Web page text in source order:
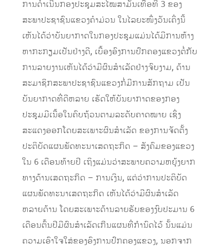
ການດໍາເນີນກອງປະຊຸມສະໄໝສາມັນເທື່ອທີ 3 ຂອງ
ສະພາປະຊາຊົນແຂວງຄຳມ່ວນ ໃນໄລຍະໜຶ່ງວັນເຄິ່ງນີ້
ເຫັນໄດ້ວ່າບັນຍາກາດໃນກອງປະຊຸມແມ່ນໄດ້ມີການຫ້າງ
ຫາກະກຽມເປັນຢ່າງດີ, ເບື້ອງອົງການປົກຄອງແຂວງຕໍ່ກັບ
ການລາຍງານເຫັນໄດ້ວ່າມີຜົນສຳເລັດຢ່າງຈົບງາມ, ດ້ານ
ສະມາຊິກສະພາປະຊາຊົນແຂວງກໍ່ມີການສັກຖາມ ເປັນ
ບັນຍາກາດທີ່ດີຫລາຍ ເຮັດໃຫ້ບັນຍາກາດຂອງກອງ
ປະຊຸມມີເນື້ອໃນຄົບຖ້ວນຕາມລະດັບຄາດໝາຍ ເຊິ່ງ
ສະແດງອອກໂດຍສະເພາະຜົນສຳເລັດ ຂອງການຈັດຕັ້ງ
ປະຕິບັດແຜນພັດທະນາເສດຖະກິດ – ສັງຄົມຂອງແຂວງ
ໃນ 6 ເດືອນທ້າຍປີ ເຖິງແມ່ນວ່າສະພາບຄວາມຫຍຸ້ງຍາກ
ທາງດ້ານເສດຖະກິດ – ການເງິນ, ແຕ່ວ່າການປະຕິບັດ
ແຜນພັດທະນາເສດຖະກິດ ເຫັນໄດ້ວ່າມີຜົນສຳເລັດ
ຫລາຍດ້ານ ໂດຍສະເພາະດ້ານລາຍຮັບຂອງງົບປະມານ 6
ເດືອນຕົ້ນປີມີຜົນສຳເລັດເກີນແຜນທີ່ກຳນົດໄວ້ ນັ້ນແມ່ນ
ຄວາມເອົາໃຈໃສ່ຂອງອົງການປົກຄອງແຂວງ, ນອກຈາກ